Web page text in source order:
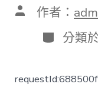
文 作者：
分
類
分類